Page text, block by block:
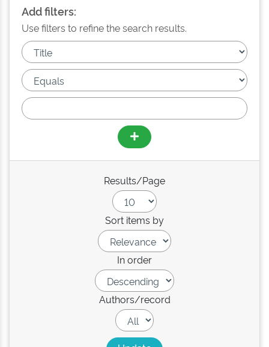
Add filters:
Use filters to refine the search results.
Results/Page
Sort items by
In order
Authors/record